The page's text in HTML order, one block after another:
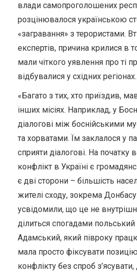
влади самопроголошених
розцінювалося українською
«загравання» з терористами.
експертів, причина крилися в
мали чіткого уявлення про ті
відбувалися у східних регіонах.
«Багато з тих, хто приїздив,
інших місіях. Наприклад, у
діалогові між боснійськими
та хорватами. Їм заклалося у
сприяти діалогові. На
конфлікт в Україні є
є дві сторони – більшість
жителі сходу, зокрема
усвідомили, що це не
ділиться спогадами
Адамський, який півроку
мала просто фіксувати
конфлікту без спроб